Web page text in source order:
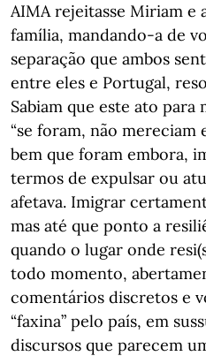
AIMA rejeitasse Miriam e
família, mandando-a de
separação que ambos
entre eles e Portugal,
Sabiam que este ato
“se foram, não mereciam
bem que foram embora,
termos de expulsar ou
afetava. Imigrar
mas até que ponto a
quando o lugar onde
todo momento,
comentários discretos e
“faxina” pelo país, em
discursos que parecem